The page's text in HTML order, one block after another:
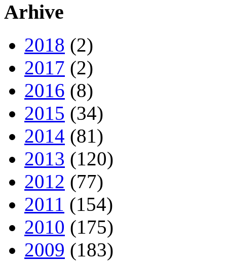
Arhive
2018 (2)
2017 (2)
2016 (8)
2015 (34)
2014 (81)
2013 (120)
2012 (77)
2011 (154)
2010 (175)
2009 (183)